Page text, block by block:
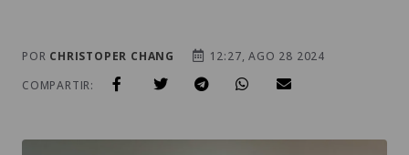
POR CHRISTOPER CHANG
12:27, AGO 28 2024
COMPARTIR: